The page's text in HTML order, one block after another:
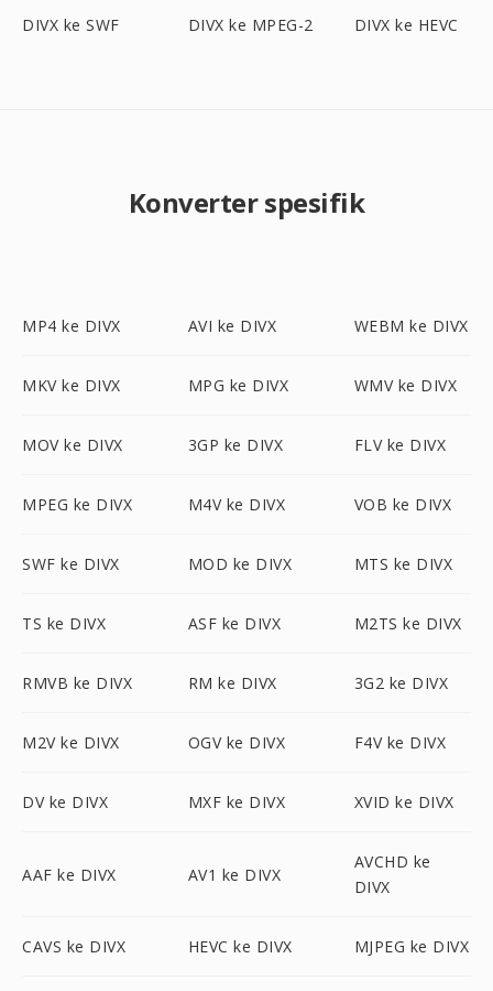
DIVX ke SWF DIVX ke MPEG-2 DIVX ke HEVC
Konverter spesifik
MP4 ke DIVX AVI ke DIVX WEBM ke DIVX
MKV ke DIVX MPG ke DIVX WMV ke DIVX
MOV ke DIVX 3GP ke DIVX FLV ke DIVX
MPEG ke DIVX M4V ke DIVX VOB ke DIVX
SWF ke DIVX MOD ke DIVX MTS ke DIVX
TS ke DIVX ASF ke DIVX M2TS ke DIVX
RMVB ke DIVX RM ke DIVX 3G2 ke DIVX
M2V ke DIVX OGV ke DIVX F4V ke DIVX
DV ke DIVX MXF ke DIVX XVID ke DIVX
AAF ke DIVX AV1 ke DIVX
AVCHD ke
DIVX
CAVS ke DIVX HEVC ke DIVX MJPEG ke DIVX